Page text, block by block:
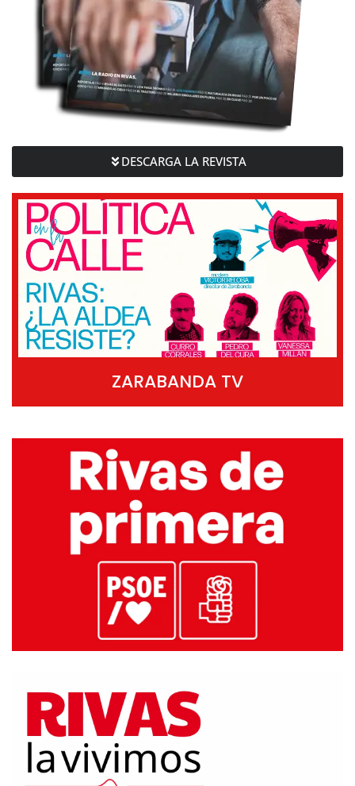
DESCARGA LA REVISTA
ZARABANDA TV